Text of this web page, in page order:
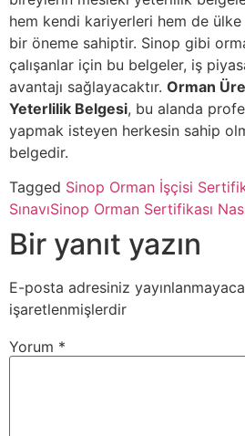
hem kendi kariyerleri hem de ülke
bir öneme sahiptir. Sinop gibi
çalışanlar için bu belgeler, iş
avantajı sağlayacaktır. Orman
Yeterlilik Belgesi, bu alanda
yapmak isteyen herkesin sahip
belgedir.
Tagged Sinop Orman İşçisi
SınavıSinop Orman Sertifikası
Bir yanıt yazın
E-posta adresiniz
işaretlenmişlerdir
Yorum *